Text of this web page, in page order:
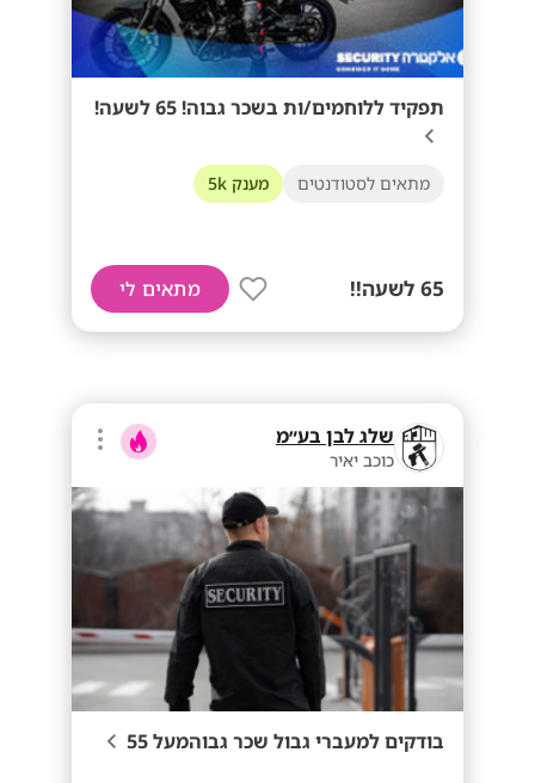
תפקיד ללוחמים/ות בשכר גבוה! 65 לשעה!
מתאים לסטודנטים מענק 5k
65 לשעה!! מתאים לי
שלג לבן בע״מ
כוכב יאיר
בודקים למעברי גבול שכר גבוהמעל 55